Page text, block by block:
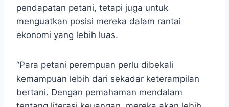
pendapatan petani, tetapi juga untuk
menguatkan posisi mereka dalam rantai
ekonomi yang lebih luas.
“Para petani perempuan perlu dibekali
kemampuan lebih dari sekadar keterampilan
bertani. Dengan pemahaman mendalam